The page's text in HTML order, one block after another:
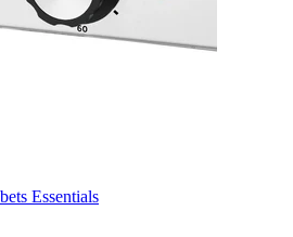
Essentials